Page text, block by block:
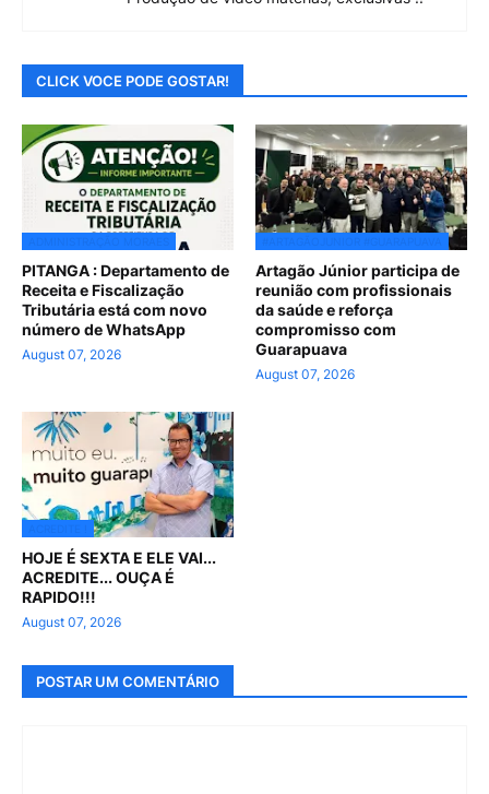
CLICK VOCE PODE GOSTAR!
PITANGA : Departamento de
Receita e Fiscalização
Tributária está com novo
número de WhatsApp
August 07, 2026
Artagão Júnior participa de
reunião com profissionais
da saúde e reforça
compromisso com
Guarapuava
August 07, 2026
HOJE É SEXTA E ELE VAI...
ACREDITE... OUÇA É
RAPIDO!!!
August 07, 2026
POSTAR UM COMENTÁRIO